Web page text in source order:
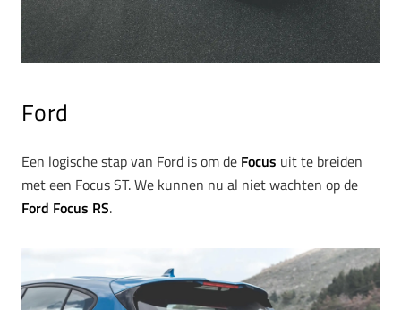
Ford
Een logische stap van Ford is om de Focus uit te breiden
met een Focus ST. We kunnen nu al niet wachten op de
Ford Focus RS.